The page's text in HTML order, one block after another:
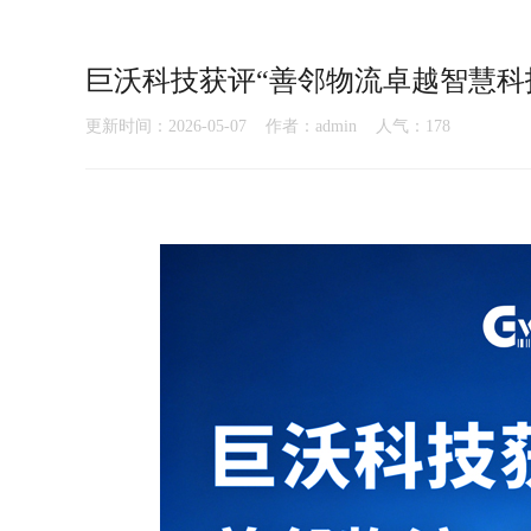
巨沃科技获评“善邻物流卓越智慧科
更新时间：2026-05-07 作者：admin 人气： 178